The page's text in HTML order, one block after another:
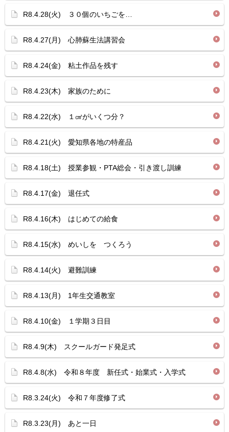
R8.4.28(火) ３０個のいちごを…
R8.4.27(月) 心肺蘇生法講習会
R8.4.24(金) 粘土作品を残す
R8.4.23(木) 家族のために
R8.4.22(水) １㎤がいくつ分？
R8.4.21(火) 愛知県各地の特産品
R8.4.18(土) 授業参観・PTA総会・引き渡し訓練
R8.4.17(金) 退任式
R8.4.16(木) はじめての給食
R8.4.15(水) めいしを つくろう
R8.4.14(火) 避難訓練
R8.4.13(月) 1年生交通教室
R8.4.10(金) １学期３日目
R8.4.9(木) スクールガード発足式
R8.4.8(水) 令和８年度 新任式・始業式・入学式
R8.3.24(火) 令和７年度修了式
R8.3.23(月) あと一日